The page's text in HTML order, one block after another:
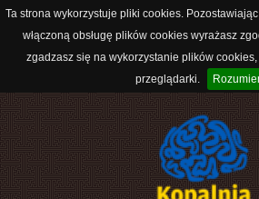
Ta strona wykorzystuje pliki cookies.
włączoną obsługę plików cookies wyrażasz
zgadzasz się na wykorzystanie plików
przeglądarki.